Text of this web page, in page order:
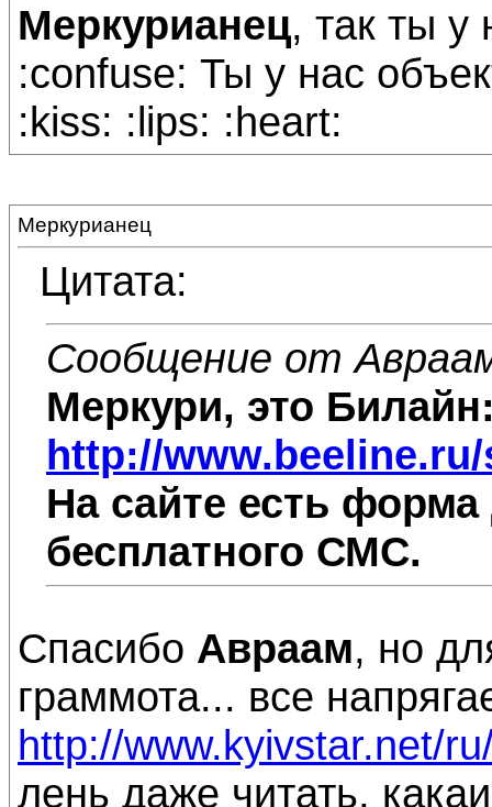
Меркурианец, так ты у
:confuse: Ты у нас
:kiss: :lips: :heart:
Меркурианец
Цитата:
Сообщение от
Меркури, это
http://
На сайте есть
бесплатного СМС.
Спасибо Авраам, но
граммота... все
http://www.kyivstar.net/
лень даже читать,